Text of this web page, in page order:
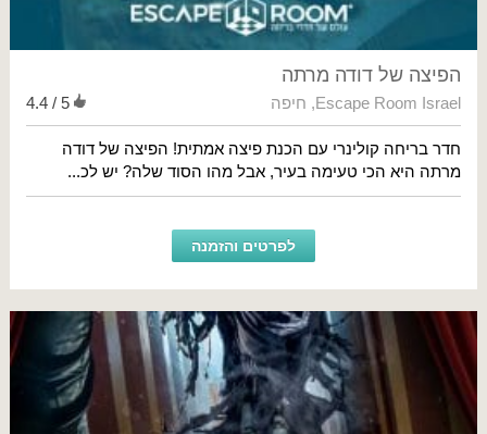
הפיצה של דודה מרתה
Escape Room Israel
, חיפה 4.4 / 5
חדר בריחה קולינרי עם הכנת פיצה אמתית! הפיצה של דודה
מרתה היא הכי טעימה בעיר, אבל מהו הסוד שלה? יש לכ...
לפרטים והזמנה